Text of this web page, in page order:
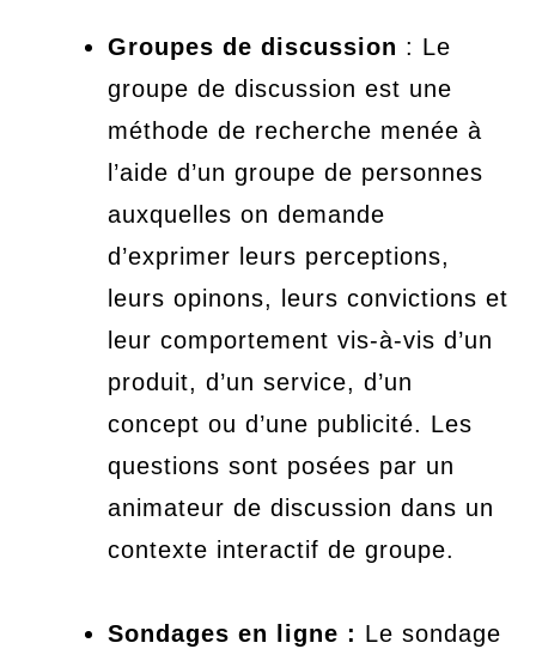
Groupes de discussion : Le
groupe de discussion est une
méthode de recherche menée à
l’aide d’un groupe de personnes
auxquelles on demande
d’exprimer leurs perceptions,
leurs opinons, leurs convictions et
leur comportement vis-à-vis d’un
produit, d’un service, d’un
concept ou d’une publicité. Les
questions sont posées par un
animateur de discussion dans un
contexte interactif de groupe.
Sondages en ligne : Le sondage